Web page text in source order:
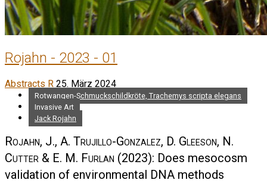
Rojahn - 2023 - 01
Abstracts R 25. März 2024
Rotwangen-Schmuckschildkröte, Trachemys scripta elegans
Invasive Art
Jack Rojahn
Rojahn, J., A. Trujillo-Gonzalez, D. Gleeson, N.
Cutter & E. M. Furlan (2023): Does mesocosm
validation of environmental DNA methods